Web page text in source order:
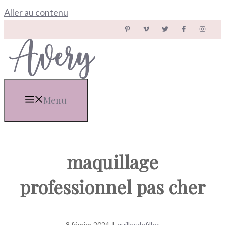
Aller au contenu
Menu
maquillage
professionnel pas cher